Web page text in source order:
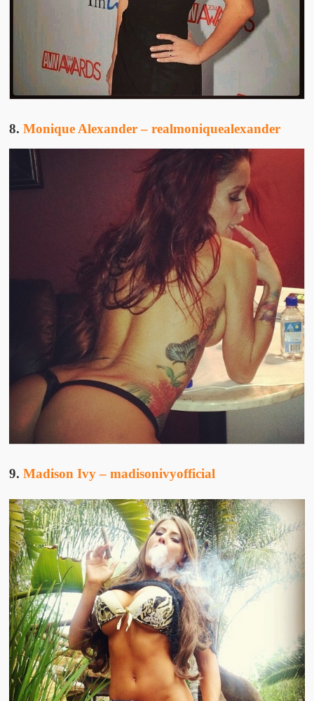
8. Monique Alexander – realmoniquealexander
9. Madison Ivy – madisonivyofficial